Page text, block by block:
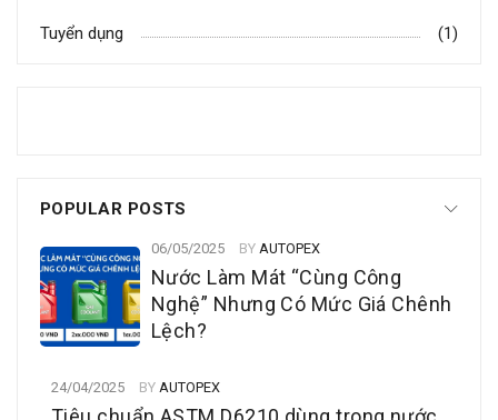
Tuyển dụng (1)
POPULAR POSTS
06/05/2025 BY AUTOPEX
Nước Làm Mát “Cùng Công
Nghệ” Nhưng Có Mức Giá Chênh
Lệch?
24/04/2025 BY AUTOPEX